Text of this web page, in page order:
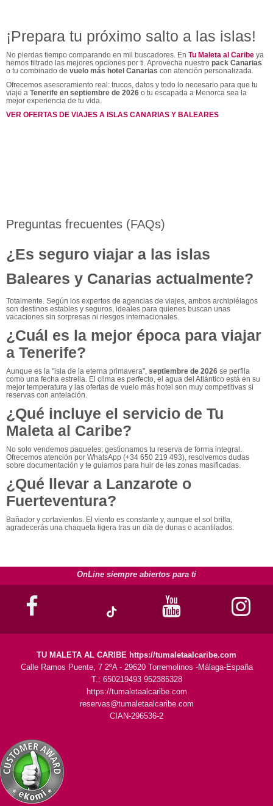
¡Prepara tu próximo salto a las islas!
No pierdas tiempo comparando en mil buscadores. En Tu Maleta al Caribe ya
hemos filtrado las mejores opciones por ti. Aprovecha nuestro pack Canarias
o tu combinado de vuelo más hotel Canarias con atención personalizada.
Ofrecemos asesoramiento real: trucos, datos y todo lo necesario para que tu
viaje a Tenerife en septiembre de 2026 o tu escapada a Menorca sea la
mejor experiencia de tu vida.
VER OFERTAS DE VIAJES A ISLAS CANARIAS Y BALEARES
Preguntas frecuentes (FAQs)
¿Es seguro viajar a las islas
Baleares y Canarias actualmente?
Totalmente. Según los expertos de agencias de viajes, ambos archipiélagos
son destinos estables y seguros, ideales para quienes buscan unas
vacaciones sin sorpresas ni riesgos internacionales.
¿Cuál es la mejor época para viajar
a Tenerife?
Aunque es la "isla de la eterna primavera", septiembre de 2026 se perfila
como una fecha estrella. El clima es perfecto, el agua del Atlántico está en su
mejor temperatura y las ofertas de vuelo más hotel son muy competitivas si
reservas con antelación.
¿Qué incluye el servicio de Tu
Maleta al Caribe?
No solo vendemos paquetes; gestionamos tu reserva de forma integral.
Ofrecemos atención por WhatsApp (+34 650 219 493), resolvemos dudas
sobre documentación y te guiamos para huir de las zonas masificadas.
¿Qué llevar a Lanzarote o
Fuerteventura?
Bañador y cortavientos. El viento es constante y, aunque el sol brilla,
agradecerás una chaqueta ligera tras un día de dunas o acantilados.
OnLine siempre abiertos para ti
TU MALETA AL CARIBE https://tumaletaalcaribe.com
Calle Ramos Puente, 7 2ºA - 29620 Torremolinos -Málaga-España
T.: 650219493 952385328
https://tumaletaalcaribe.com
reservas@tumaletaalcaribe.com
CIAN-296536-2